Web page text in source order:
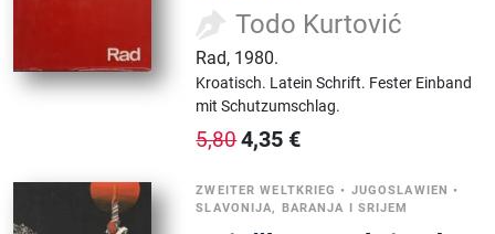
Todo Kurtović
Rad, 1980.
Kroatisch. Latein Schrift. Fester Einband
mit Schutzumschlag.
5,804,35 €
ZWEITER WELTKRIEG • JUGOSLAWIEN •
SLAVONIJA, BARANJA I SRIJEM